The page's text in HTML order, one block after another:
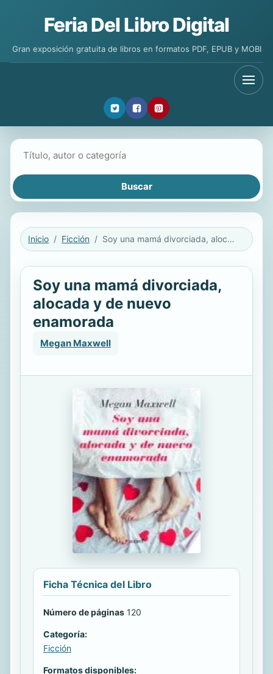
Feria Del Libro Digital
Gran exposición gratuita de libros en formatos PDF, EPUB y MOBI
Inicio Ficción Soy una mamá divorciada, alocada y de nuevo enamorada
Soy una mamá divorciada,
alocada y de nuevo
enamorada
Megan Maxwell
Ficha Técnica del Libro
Número de páginas 120
Categoría:
Ficción
Formatos disponibles: